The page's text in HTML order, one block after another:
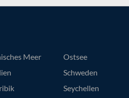
Meer
Ostsee
Schweden
Seychellen